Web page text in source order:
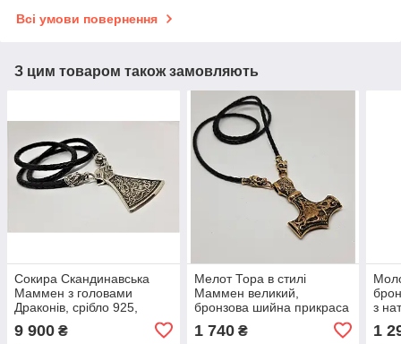
Всі умови повернення
З цим товаром також замовляють
Сокира Скандинавська
Маммен з головами
Драконів, срібло 925,
шийна прикраса, амулет,
талісман, підвіс
9 900 ₴
Мелот Тора в стилі
Маммен великий,
бронзова шийна прикраса
1 740₴
з
1